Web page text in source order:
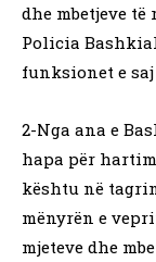
dhe mbetjeve
Policia
funksionet e saj
2-Nga ana e
hapa për
kështu në
mënyrën e
mjeteve dhe